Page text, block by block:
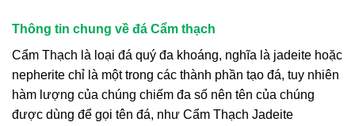
Thông tin chung về đá Cẩm thạch
Cẩm Thạch là loại đá quý đa khoáng, nghĩa là jadeite hoặc
nepherite chỉ là một trong các thành phần tạo đá, tuy nhiên
hàm lượng của chúng chiếm đa số nên tên của chúng
được dùng để gọi tên đá, như Cẩm Thạch Jadeite